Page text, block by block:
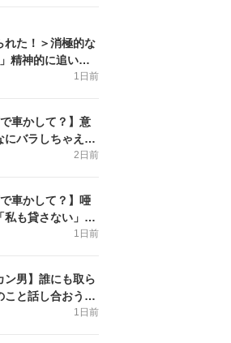
れた！＞消極的な
精神的に追い詰
】
1日前
車かして？】意
にバラしちゃえ＜
2日前
車かして？】唖
も貸さない」＜
1日前
ン男】誰にも取ら
こと話し合おう」
1日前